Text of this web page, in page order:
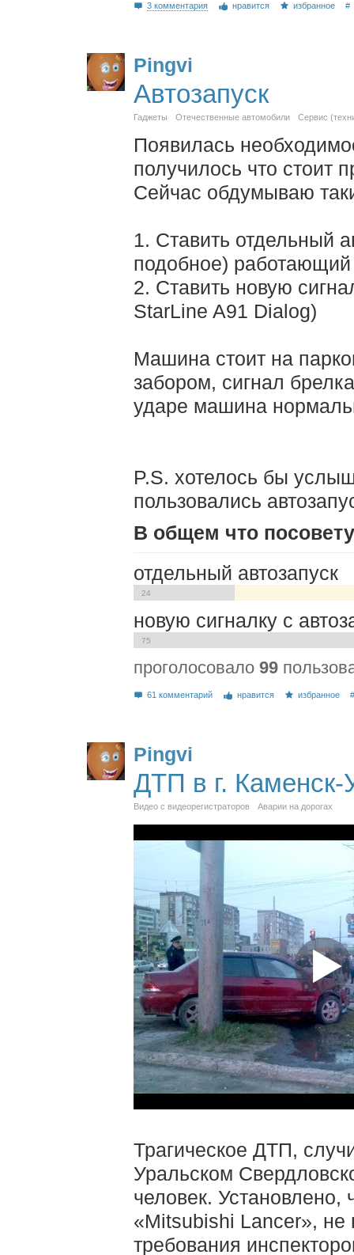
3 комментария нравится избранное #
Pingvi
Автозапуск
Гаджеты Отечественные автомобили Сервис
Появилась
получилось что стоит
Сейчас обдумываю
1. Ставить отдельный
подобное)
2. Ставить новую
StarLine A91 Dialog)
Машина стоит на
забором, сигнал
ударе машина
P.S. хотелось бы
пользовались
В общем что
отдельный автозапуск
24
новую сигналку с
75
проголосовало 99
61 комментарий нравится избранное
Pingvi
ДТП в г. Каменск-
Видео с видеорегистраторов Аварии на дорогах
Трагическое ДТП,
Уральском
человек. Установлено,
«Mitsubishi Lancer», не
требования